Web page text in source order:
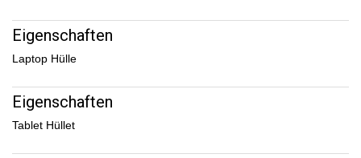
Eigenschaften
Laptop Hülle
Eigenschaften
Tablet Hüllet